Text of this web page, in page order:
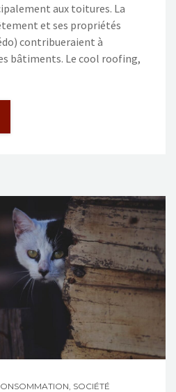
aux toitures. La
et ses propriétés
contribueraient à
bâtiments. Le cool roofing,
SOCIÉTÉ